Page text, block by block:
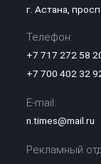
г. Астана,
Телефон:
+7 717 272 58
+7 700 402 32
E-mail:
n.times@mail.ru
Рекламный